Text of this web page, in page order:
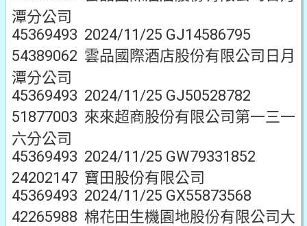
潭分公司
45369493 2024/11/25 GJ14586795
54389062 雲品國際酒店股份有限公司日月
潭分公司
45369493 2024/11/25 GJ50528782
51877003 來來超商股份有限公司第一三一
六分公司
45369493 2024/11/25 GW79331852
24202147 寶田股份有限公司
45369493 2024/11/25 GX55873568
42265988 棉花田生機園地股份有限公司大